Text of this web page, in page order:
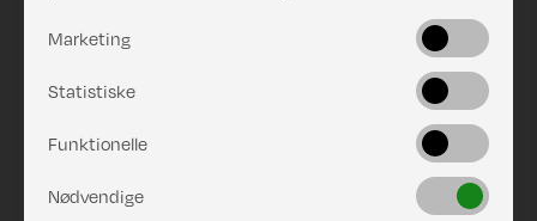
Marketing
Statistiske
Funktionelle
Nødvendige